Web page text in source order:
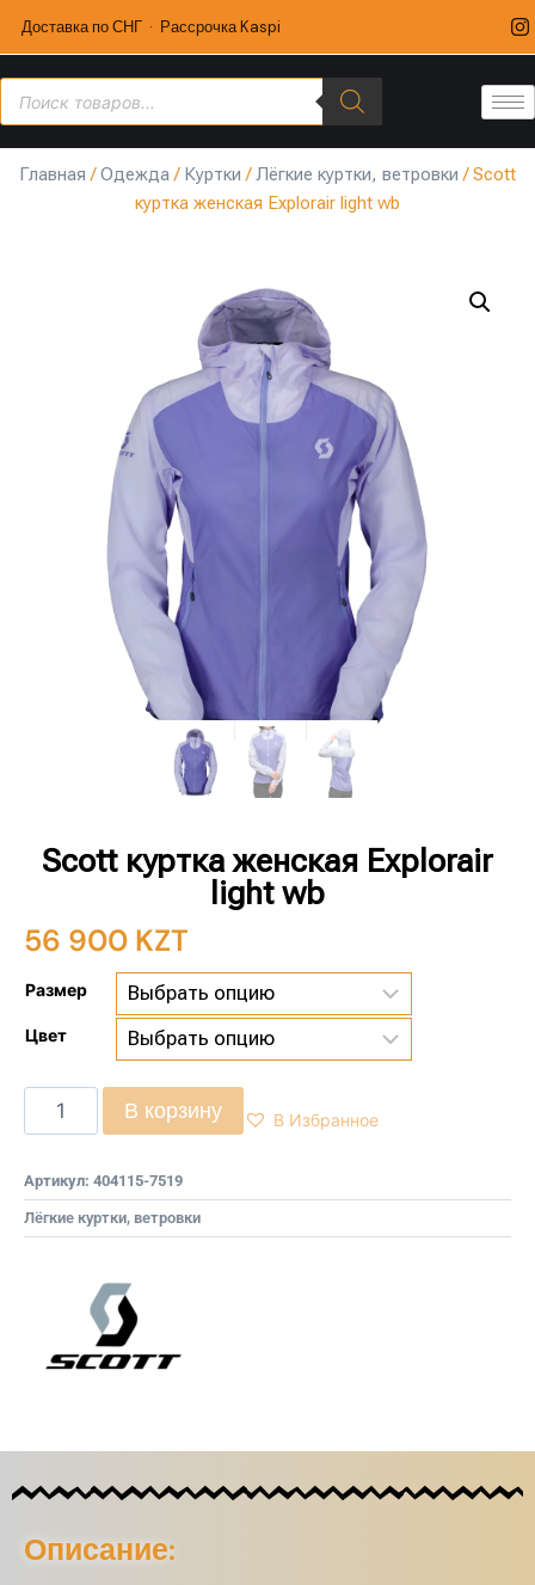
Доставка по СНГ · Рассрочка Kaspi
Главная /Одежда/ Куртки /Лёгкие куртки, ветровки / Scott
куртка женская Explorair light wb
Scott куртка женская Explorair
light wb
56 900 KZT
Размер
Цвет
В корзину В Избранное
Артикул: 404115-7519
Лёгкие куртки, ветровки
Описание: